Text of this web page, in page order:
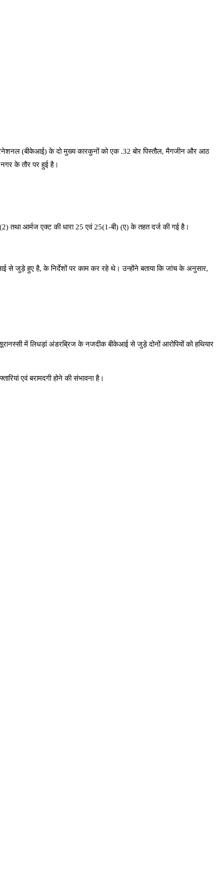
(बीकेआई) के दो मुख्य कारकुनों को एक .32 बोर पिस्तौल, मैगजीन और आठ
नगर के तौर पर हुई है।
आर्मज एक्ट की धारा 25 एवं 25(1-बी) (ए) के तहत दर्ज की गई है।
से जुड़े हुए है, के निर्देशों पर काम कर रहे थे। उन्होंने बताया कि जांच के अनुसार,
में लिधड़ां अंडरब्रिज के नजदीक बीकेआई से जुड़े दोनों आरोपियों को हथियार
एवं बरामदगी होने की संभावना है।